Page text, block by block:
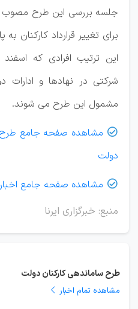
جلسه بررسی این طرح
این ترتیب افرادی که
شرکتی در نهادها و
مشمول این طرح می شوند.
 مشاهده صفحه جامع طرح
دولت
 مشاهده صفحه جامع اخبار
منبع: خبرگزاری ایرنا
طرح ساماندهی کارکنان دولت
مشاهده تمام اخبار